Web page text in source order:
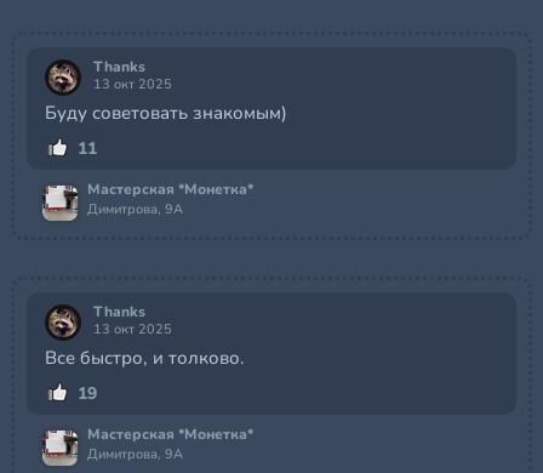
Thanks
13 окт 2025
Буду советовать знакомым)
11
Мастерская *Монетка*
Димитрова, 9А
Thanks
13 окт 2025
Все быстро, и толково.
19
Мастерская *Монетка*
Димитрова, 9А